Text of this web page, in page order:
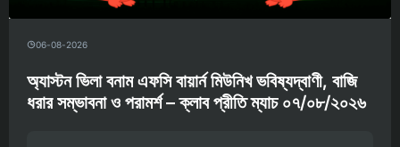
06-08-2026
অ্যাস্টন ভিলা বনাম এফসি বায়ার্ন মিউনিখ ভবিষ্যদ্বাণী, বাজি
ধরার সম্ভাবনা ও পরামর্শ – ক্লাব প্রীতি ম্যাচ ০৭/০৮/২০২৬